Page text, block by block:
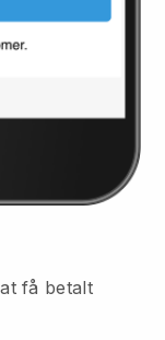
få betalt